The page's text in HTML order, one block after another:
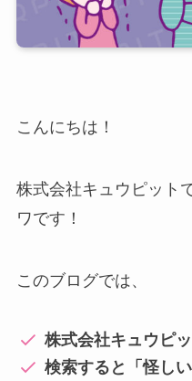
こんにちは！
株式会社キュウピット
ワです！
このブログでは、
株式会社キュウピ
検索すると「怪し